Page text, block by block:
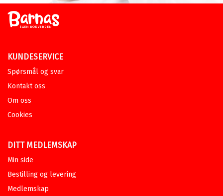
KUNDESERVICE
Spørsmål og svar
Kontakt oss
Om oss
Cookies
DITT MEDLEMSKAP
Min side
Bestilling og levering
Medlemskap